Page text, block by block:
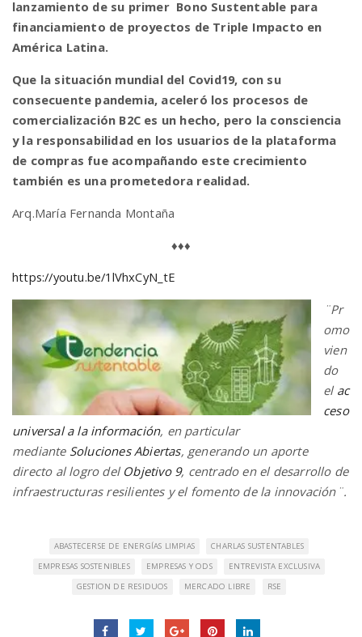
lanzamiento de su primer Bono Sustentable para
financiamiento de proyectos de Triple Impacto en
América Latina.
Que la situación mundial del Covid19, con su
consecuente pandemia, aceleró los procesos de
comercialización B2C es un hecho, pero la consciencia
y la responsabilidad en los usuarios de la plataforma
de compras fue acompañando este crecimiento
también es una prometedora realidad.
Arq.María Fernanda Montaña
♦♦♦
https://youtu.be/1lVhxCyN_tE
¨Pr
omo
vien
do
el ac
ceso
universal a la información, en particular
mediante Soluciones Abiertas, generando un aporte
directo al logro del Objetivo 9, centrado en el desarrollo de
infraestructuras resilientes y el fomento de la innovación¨.
ABASTECERSE DE ENERGÍAS LIMPIAS
CHARLAS SUSTENTABLES
EMPRESAS SOSTENIBLES
EMPRESAS Y ODS
ENTREVISTA EXCLUSIVA
GESTION DE RESIDUOS
MERCADO LIBRE RSE